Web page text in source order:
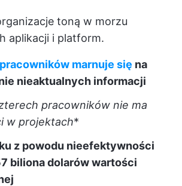
toną w morzu
aplikacji i platform.
marnuje się na
nieaktualnych informacji
pracowników nie ma
w projektach*
z powodu nieefektywności
biliona dolarów wartości